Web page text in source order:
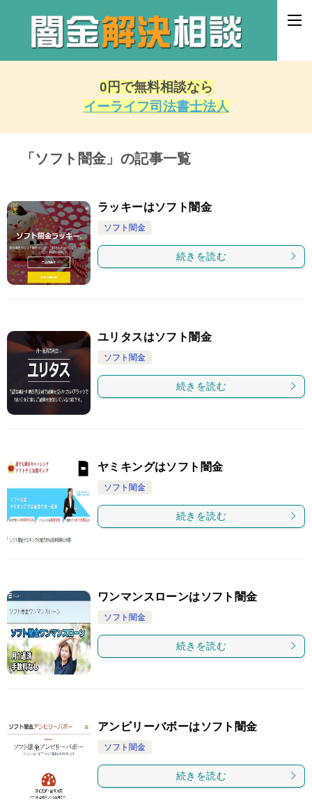
0円で無料相談なら
イーライフ司法書士法人
「ソフト闇金」の記事一覧
ラッキーはソフト闇金
ソフト闇金
続きを読む
ユリタスはソフト闇金
ソフト闇金
続きを読む
ヤミキングはソフト闇金
ソフト闇金
続きを読む
ワンマンスローンはソフト闇金
ソフト闇金
続きを読む
アンビリーバボーはソフト闇金
ソフト闇金
続きを読む